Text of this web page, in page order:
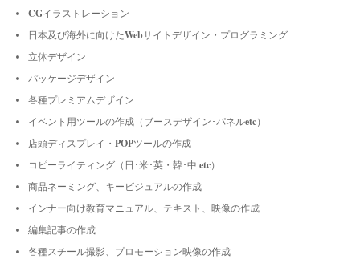
CGイラストレーション
日本及び海外に向けたWebサイトデザイン・プログラミング
立体デザイン
パッケージデザイン
各種プレミアムデザイン
イベント用ツールの作成（ブースデザイン･パネルetc）
店頭ディスプレイ・POPツールの作成
コピーライティング（日･米･英・韓･中 etc）
商品ネーミング、キービジュアルの作成
インナー向け教育マニュアル、テキスト、映像の作成
編集記事の作成
各種スチール撮影、プロモーション映像の作成